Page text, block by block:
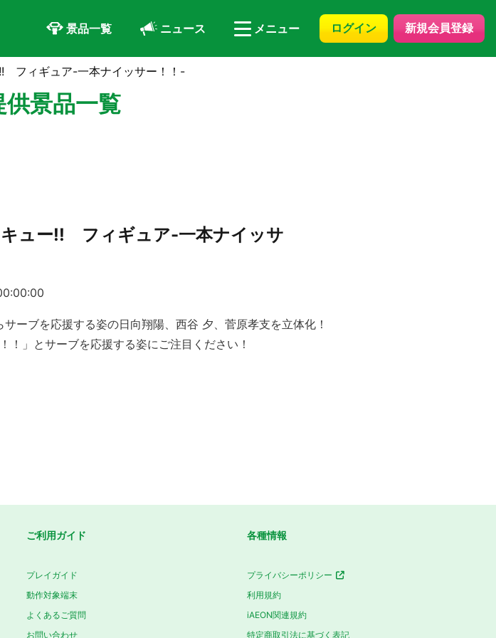
景品一覧 ニュース メニュー ログイン 新規会員登録
!! フィギュア-一本ナイッサー！！-
景品一覧
キュー!! フィギュア-一本ナイッサ
ーブを応援する姿の日向翔陽、西谷 夕、菅原孝支を立体化！
！」とサーブを応援する姿にご注目ください！
ご利用ガイド
プレイガイド
動作対象端末
よくあるご質問
お問い合わせ
各種情報
プライバシーポリシー
利用規約
iAEON関連規約
特定商取引法に基づく表記